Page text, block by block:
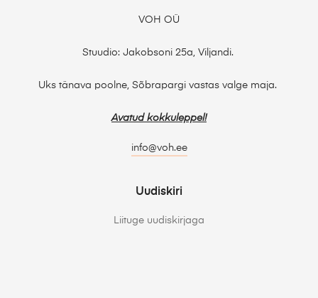
VOH OÜ
Stuudio: Jakobsoni 25a, Viljandi.
Uks tänava poolne, Sõbrapargi vastas valge maja.
Avatud kokkuleppel!
info@voh.ee
Uudiskiri
Liituge uudiskirjaga